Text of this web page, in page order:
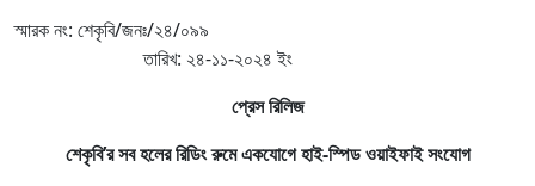
স্মারক নং: শেকৃবি/জনঃ/২৪/০৯৯
তারিখ: ২৪-১১-২০২৪ ইং
প্রেস রিলিজ
শেকৃবি’র সব হলের রিডিং রুমে একযোগে হাই-স্পিড ওয়াইফাই সংযোগ